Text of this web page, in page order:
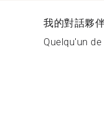
我的對話夥
Quelqu'un